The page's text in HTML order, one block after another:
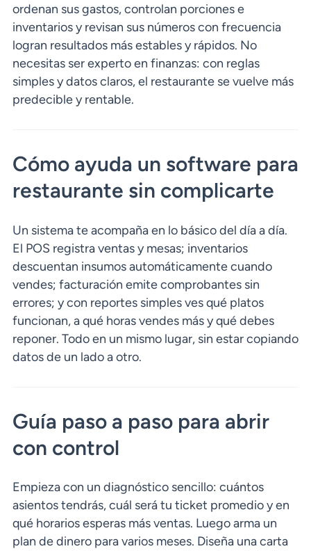
ordenan sus gastos, controlan porciones e
inventarios y revisan sus números con frecuencia
logran resultados más estables y rápidos. No
necesitas ser experto en finanzas: con reglas
simples y datos claros, el restaurante se vuelve más
predecible y rentable.
Cómo ayuda un software para
restaurante sin complicarte
Un sistema te acompaña en lo básico del día a día.
El POS registra ventas y mesas; inventarios
descuentan insumos automáticamente cuando
vendes; facturación emite comprobantes sin
errores; y con reportes simples ves qué platos
funcionan, a qué horas vendes más y qué debes
reponer. Todo en un mismo lugar, sin estar copiando
datos de un lado a otro.
Guía paso a paso para abrir
con control
Empieza con un diagnóstico sencillo: cuántos
asientos tendrás, cuál será tu ticket promedio y en
qué horarios esperas más ventas. Luego arma un
plan de dinero para varios meses. Diseña una carta